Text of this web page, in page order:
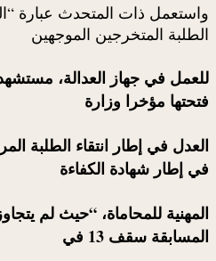
واستعمل ذات المتحدث عبارة
الطلبة المتخرجين الموجهين
للعمل في جهاز العدالة،
فتحتها مؤخرا وزارة
العدل في إطار انتقاء الطلبة
في إطار شهادة الكفاءة
المهنية للمحاماة، “حيث لم
المسابقة سقف 13 في